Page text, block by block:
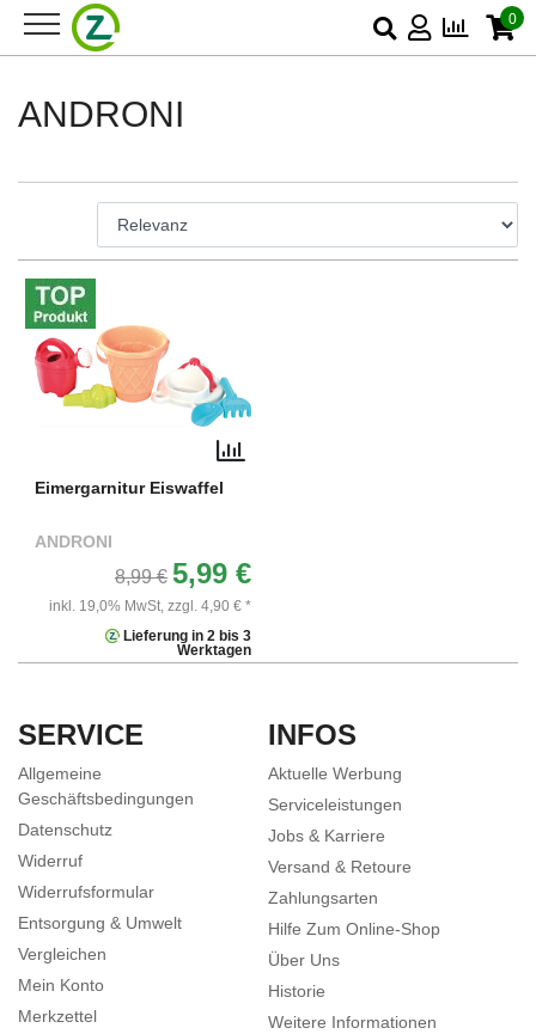
0
ANDRONI
Eimergarnitur Eiswaffel
ANDRONI
8,99 € 5,99 €
inkl. 19,0% MwSt, zzgl. 4,90 € *
Lieferung in 2 bis 3
Werktagen
SERVICE
Allgemeine
Geschäftsbedingungen
Datenschutz
Widerruf
Widerrufsformular
Entsorgung & Umwelt
Vergleichen
Mein Konto
Merkzettel
INFOS
Aktuelle Werbung
Serviceleistungen
Jobs & Karriere
Versand & Retoure
Zahlungsarten
Hilfe Zum Online-Shop
Über Uns
Historie
Weitere Informationen